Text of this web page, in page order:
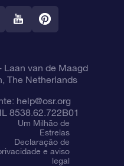
stars
van de Maagd
The Netherlands
help@osr.org
8538.62.722B01
Um Milhão de
Estrelas
Declaração de
e aviso
legal